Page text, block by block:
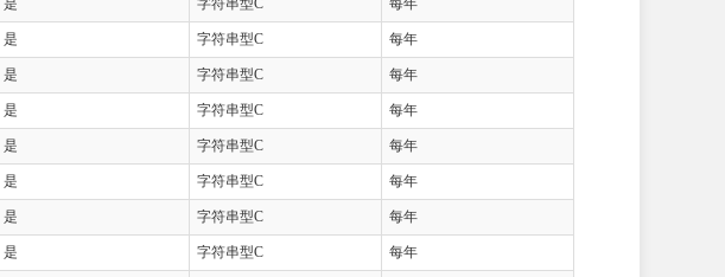
是 字符串型C 每年
是 字符串型C 每年
是 字符串型C 每年
是 字符串型C 每年
是 字符串型C 每年
是 字符串型C 每年
是 字符串型C 每年
是 字符串型C 每年